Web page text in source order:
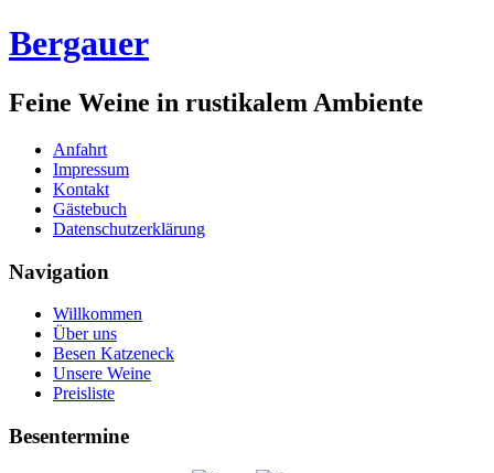
Bergauer
Feine Weine in rustikalem Ambiente
Anfahrt
Impressum
Kontakt
Gästebuch
Datenschutzerklärung
Navigation
Willkommen
Über uns
Besen Katzeneck
Unsere Weine
Preisliste
Besentermine